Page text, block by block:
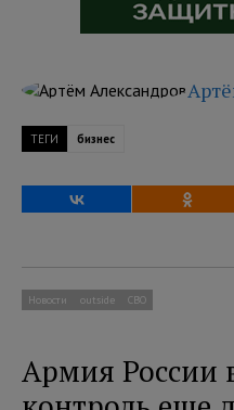
ТЕГИ бизнес
Новости outside СВО
Армия России